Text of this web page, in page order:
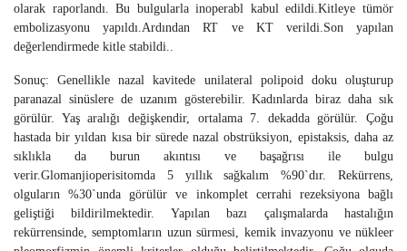
olarak raporlandı. Bu bulgularla inoperabl kabul edildi.Kitleye tümör
embolizasyonu yapıldı.Ardından RT ve KT verildi.Son yapılan
değerlendirmede kitle stabildi..
Sonuç: Genellikle nazal kavitede unilateral polipoid doku oluşturup
paranazal sinüslere de uzanım gösterebilir. Kadınlarda biraz daha sık
görülür. Yaş aralığı değişkendir, ortalama 7. dekadda görülür. Çoğu
hastada bir yıldan kısa bir sürede nazal obstrüksiyon, epistaksis, daha az
sıklıkla da burun akıntısı ve başağrısı ile bulgu
verir.Glomanjioperisitomda 5 yıllık sağkalım %90`dır. Rekürrens,
olguların %30`unda görülür ve inkomplet cerrahi rezeksiyona bağlı
geliştiği bildirilmektedir. Yapılan bazı çalışmalarda hastalığın
rekürrensinde, semptomların uzun sürmesi, kemik invazyonu ve nükleer